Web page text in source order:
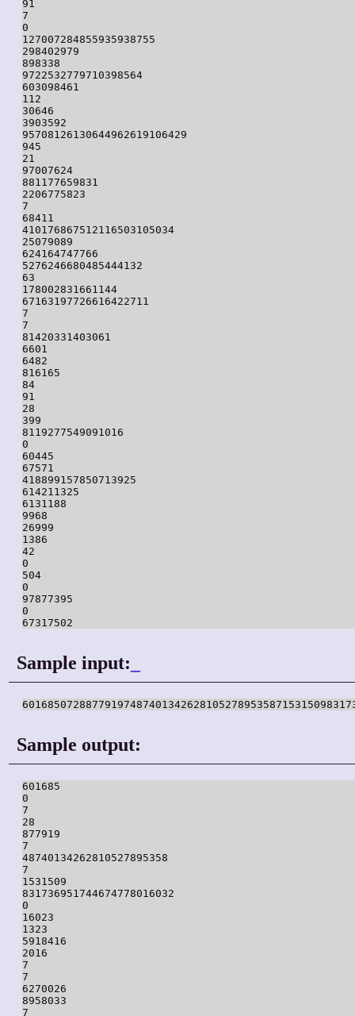
91
7
0
127007284855935938755
298402979
898338
9722532779710398564
603098461
112
30646
3903592
95708126130644962619106429
945
21
97007624
881177659831
2206775823
7
68411
410176867512116503105034
25079089
624164747766
5276246680485444132
63
178002831661144
67163197726616422711
7
7
81420331403061
6601
6482
816165
84
91
28
399
8119277549091016
0
60445
67571
418899157850713925
614211325
6131188
9968
26999
1386
42
0
504
0
97877395
0
Sample input:
Sample output:
601685
0
7
28
877919
7
48740134262810527895358
7
1531509
831736951744674778016032
0
16023
1323
5918416
2016
7
7
6270026
8958033
7